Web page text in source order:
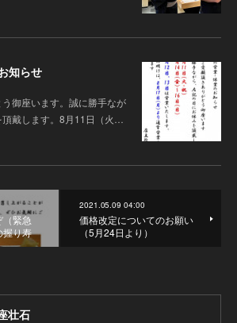
知らせ
御座います 。誠に勝手なが
戴します。8月11日（火…
緊急
握り寿
2021.05.09 04:00
価格改定についてのお願い
（5月24日より）
壮石